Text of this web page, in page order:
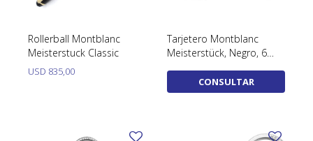
Rollerball Montblanc
Meisterstuck Classic
USD 835,00
Tarjetero Montblanc
Meisterstück, Negro, 6
CONSULTAR